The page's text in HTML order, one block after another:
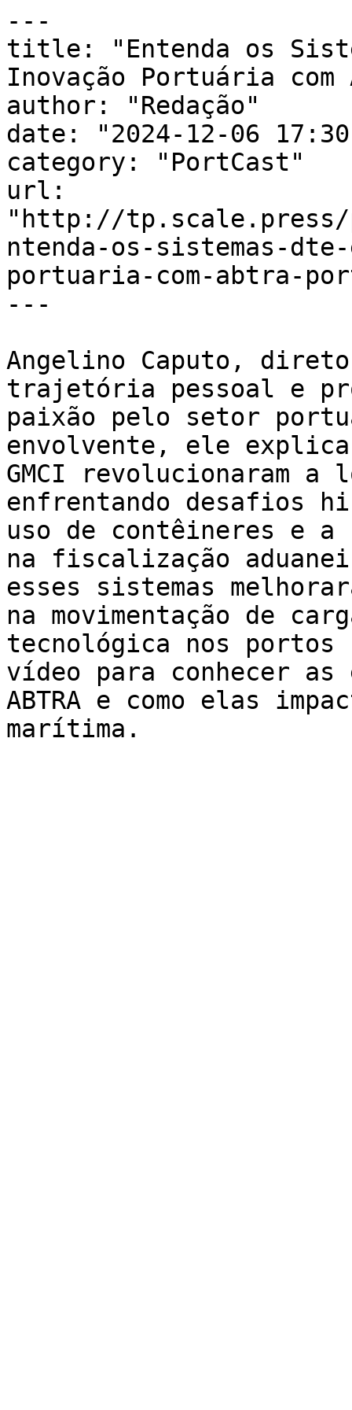
---
title: "Entenda os
Inovação Portuária com
author: "Redação"
date: "2024-12-06
category: "PortCast"
url:
"http://tp.scale.press/
ntenda-os-sistemas-
portuaria-com-abtra-
---
Angelino Caputo,
trajetória pessoal e
paixão pelo setor
envolvente, ele explica
GMCI revolucionaram
enfrentando desafios
uso de contêineres e
na fiscalização
esses sistemas
na movimentação de
tecnológica nos
vídeo para conhecer
ABTRA e como elas
marítima.